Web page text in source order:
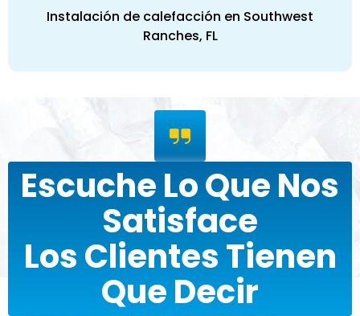
Instalación de calefacción en Southwest
Ranches, FL
Escuche Lo Que Nos
Satisface
Los Clientes Tienen
Que Decir